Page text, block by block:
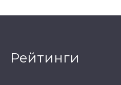
Рейтинги